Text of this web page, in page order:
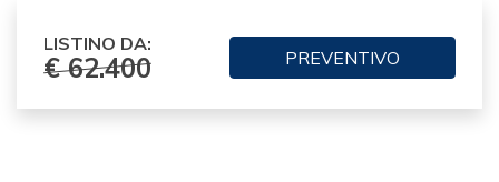
LISTINO DA:
€ 62.400 PREVENTIVO